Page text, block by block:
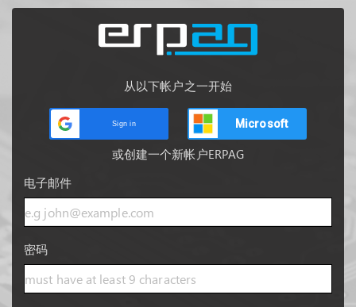
从以下帐户之一开始
Sign in Microsoft
或创建一个新帐户ERPAG
电子邮件
密码